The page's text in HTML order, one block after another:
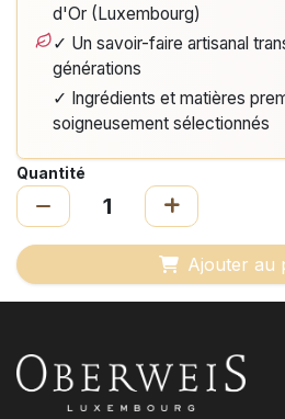
d'Or (Luxembourg)
✓ Un savoir-faire artisanal
générations
✓ Ingrédients et matières
soigneusement sélectionnés
Quantité
Ajouter au